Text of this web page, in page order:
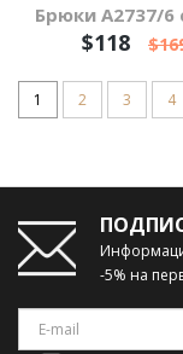
Брюки А2737/6
$118
1 2 3 4
-5% на